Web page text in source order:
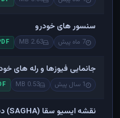
سنسور های خودرو
7 ماه پیش 2.63 MB
جانمایی فیوزها و رله های
1 سال پیش 0.53 MB
نقشه ایسیو سقا (SAGHA) دنا EF7